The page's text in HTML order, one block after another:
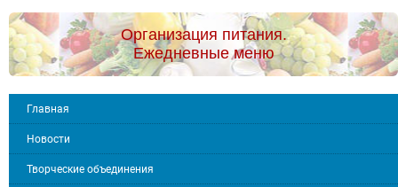
Организация питания.
Ежедневные меню
Главная
Новости
Творческие объединения